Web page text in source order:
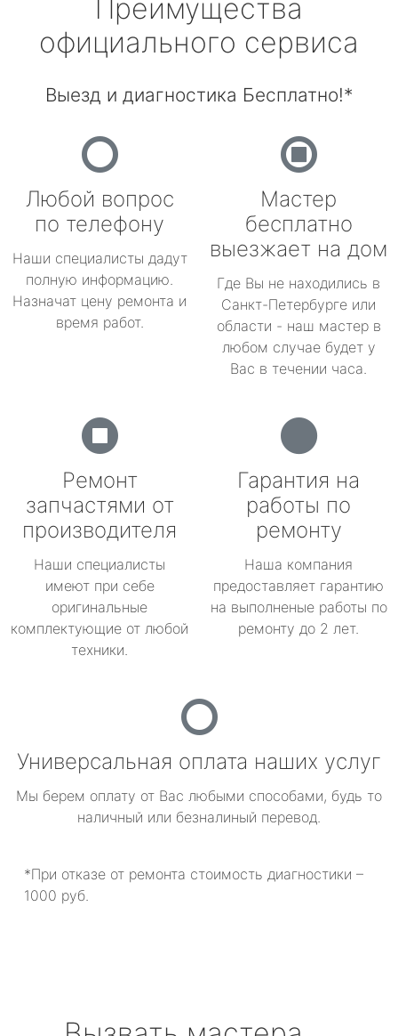
Преимущества
официального сервиса
Выезд и диагностика Бесплатно!*
Любой вопрос
по телефону
Наши специалисты дадут
полную информацию.
Назначат цену ремонта и
время работ.
Мастер
бесплатно
выезжает на дом
Где Вы не находились в
Санкт-Петербурге или
области - наш мастер в
любом случае будет у
Вас в течении часа.
Ремонт
запчастями от
производителя
Наши специалисты
имеют при себе
оригинальные
комплектующие от любой
техники.
Гарантия на
работы по
ремонту
Наша компания
предоставляет гарантию
на выполненые работы по
ремонту до 2 лет.
Универсальная оплата наших услуг
Мы берем оплату от Вас любыми способами, будь то
наличный или безналиный перевод.
*При отказе от ремонта стоимость диагностики –
1000 руб.